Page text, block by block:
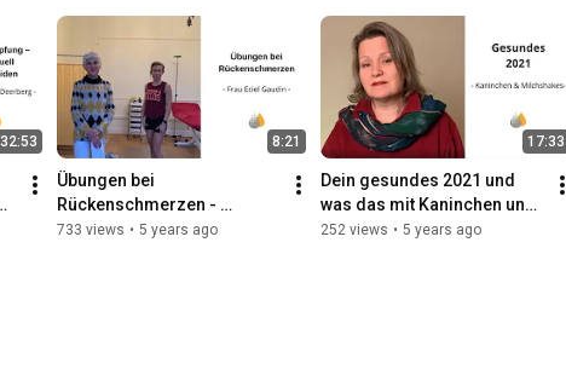
32:53 8:21
Übungen bei
Rückenschmerzen -
Vorbeugung und
733 views • 5 years ago
17:33
Dein gesundes 2021 und
was das mit Kaninchen und
Milchshakes zu tun hat
252 views • 5 years ago